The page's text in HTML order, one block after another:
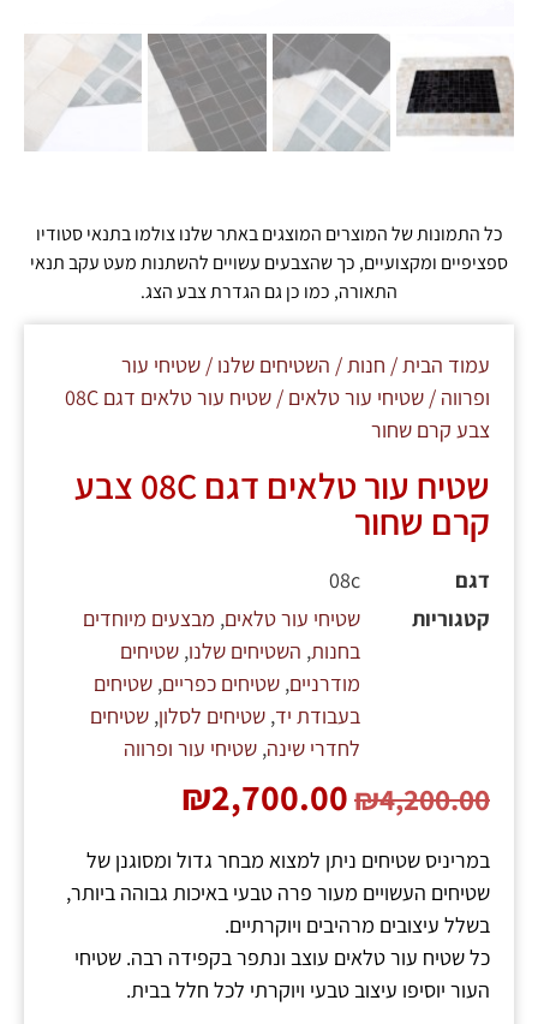
כל התמונות של המוצרים המוצגים באתר שלנו צולמו בתנאי סטודיו
ספציפיים ומקצועיים, כך שהצבעים עשויים להשתנות מעט עקב תנאי
התאורה, כמו כן גם הגדרת צבע הצג.
עמוד הבית/ חנות/ השטיחים שלנו / שטיחי עור
ופרווה / שטיחי עור טלאים
/ שטיח עור טלאים דגם 08C
צבע קרם שחור
שטיח עור טלאים דגם 08C צבע
קרם שחור
דגם
08c
קטגוריות
שטיחי עור טלאים, מבצעים מיוחדים
בחנות, השטיחים שלנו, שטיחים
מודרניים, שטיחים כפריים, שטיחים
בעבודת יד, שטיחים לסלון, שטיחים
לחדרי שינה, שטיחי עור ופרווה
₪4,200.00
₪2,700.00
במריניס שטיחים ניתן למצוא מבחר גדול ומסוגנן של
שטיחים העשויים מעור פרה טבעי באיכות גבוהה ביותר,
בשלל עיצובים מרהיבים ויוקרתיים.
כל שטיח עור טלאים עוצב ונתפר בקפידה רבה. שטיחי
העור יוסיפו עיצוב טבעי ויוקרתי לכל חלל בבית.